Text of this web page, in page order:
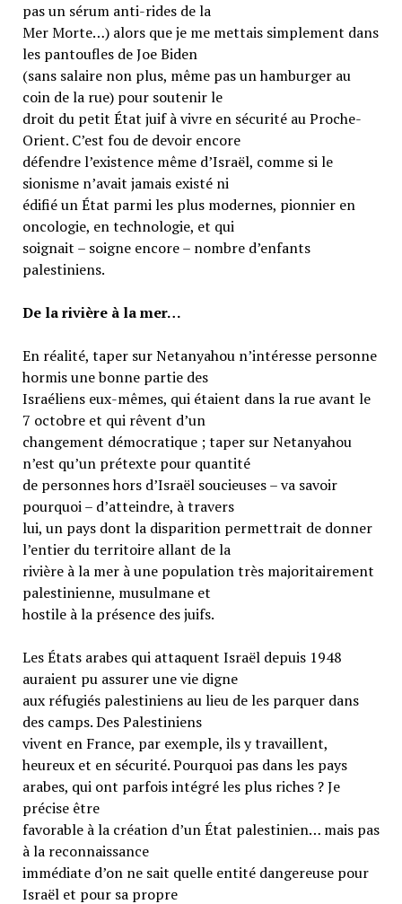
pas un sérum anti-rides de la
Mer Morte…) alors que je me mettais simplement dans
les pantoufles de Joe Biden
(sans salaire non plus, même pas un hamburger au
coin de la rue) pour soutenir le
droit du petit État juif à vivre en sécurité au Proche-
Orient. C’est fou de devoir encore
défendre l’existence même d’Israël, comme si le
sionisme n’avait jamais existé ni
édifié un État parmi les plus modernes, pionnier en
oncologie, en technologie, et qui
soignait – soigne encore – nombre d’enfants
palestiniens.
De la rivière à la mer…
En réalité, taper sur Netanyahou n’intéresse personne
hormis une bonne partie des
Israéliens eux-mêmes, qui étaient dans la rue avant le
7 octobre et qui rêvent d’un
changement démocratique ; taper sur Netanyahou
n’est qu’un prétexte pour quantité
de personnes hors d’Israël soucieuses – va savoir
pourquoi – d’atteindre, à travers
lui, un pays dont la disparition permettrait de donner
l’entier du territoire allant de la
rivière à la mer à une population très majoritairement
palestinienne, musulmane et
hostile à la présence des juifs.
Les États arabes qui attaquent Israël depuis 1948
auraient pu assurer une vie digne
aux réfugiés palestiniens au lieu de les parquer dans
des camps. Des Palestiniens
vivent en France, par exemple, ils y travaillent,
heureux et en sécurité. Pourquoi pas dans les pays
arabes, qui ont parfois intégré les plus riches ? Je
précise être
favorable à la création d’un État palestinien… mais pas
à la reconnaissance
immédiate d’on ne sait quelle entité dangereuse pour
Israël et pour sa propre